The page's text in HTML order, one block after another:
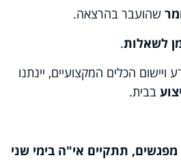
שהועבר בהרצאה.
לשאלות.
ויישום הכלים המקצועיים, יינתנו
בבית.
הסדנה הקרובה, בת 4 מפגשים, תתקיים אי"ה בימי שני